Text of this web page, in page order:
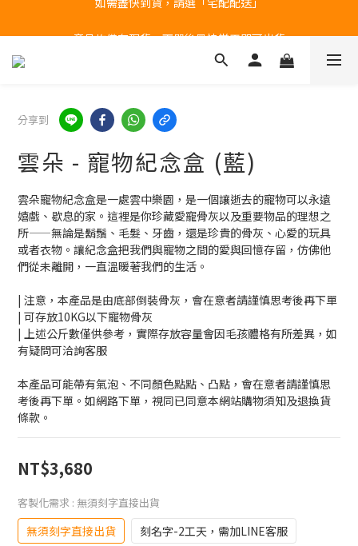
台北民權門市，現貨展示中
分享到
雲朵 - 寵物紀念盒 (藍)
雲朵寵物紀念盒是一處雲中樂園，是一個讓逝去的寵物可以永遠
嬉戲、歇息的家。這裡是你珍藏愛寵骨灰以及重要物品的理想之
所——無論是鬍鬚、毛髮、牙齒，還是珍貴的骨灰、心愛的玩具
或者衣物。讓紀念盒把我們與寵物之間的愛與回憶存留，仿佛他
們從未離開，一直溫暖著我們的生活。
| 注意，本產品是由底部倒裝骨灰，會在意者請謹慎思考後再下單
| 可存放10KG以下寵物骨灰
| 上述公斤數僅供參考，實際存放容量會因毛孩體格有所差異，如
有疑問可洽詢客服
本產品可能帶有氣泡、不同顏色點點、凸點，會在意者請謹慎思
考後再下單。如網路下單，視同已同意本網站購物須知及退換貨
條款。
NT$3,680
客製化需求 : 無須刻字直接出貨
無須刻字直接出貨
刻名字-2工天，需加LINE客服